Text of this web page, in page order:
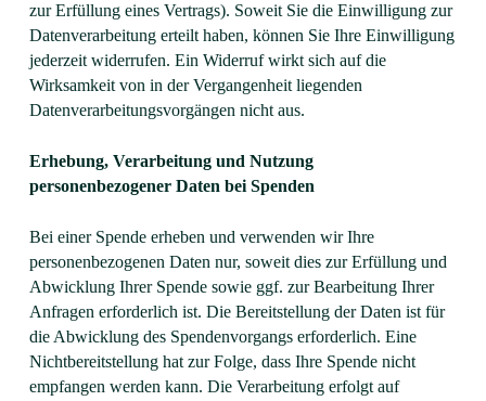
zur Erfüllung eines Vertrags). Soweit Sie die Einwilligung zur
Datenverarbeitung erteilt haben, können Sie Ihre Einwilligung
jederzeit widerrufen. Ein Widerruf wirkt sich auf die
Wirksamkeit von in der Vergangenheit liegenden
Datenverarbeitungsvorgängen nicht aus.
Erhebung, Verarbeitung und Nutzung
personenbezogener Daten bei Spenden
Bei einer Spende erheben und verwenden wir Ihre
personenbezogenen Daten nur, soweit dies zur Erfüllung und
Abwicklung Ihrer Spende sowie ggf. zur Bearbeitung Ihrer
Anfragen erforderlich ist. Die Bereitstellung der Daten ist für
die Abwicklung des Spendenvorgangs erforderlich. Eine
Nichtbereitstellung hat zur Folge, dass Ihre Spende nicht
empfangen werden kann. Die Verarbeitung erfolgt auf